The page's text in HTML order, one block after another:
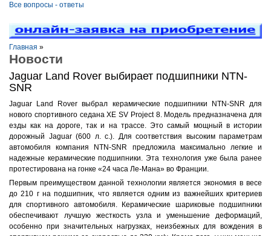
Все вопросы - ответы
Главная »
Новости
Jaguar Land Rover выбирает подшипники NTN-
SNR
Jaguar Land Rover выбрал керамические подшипники NTN-SNR для
нового спортивного седана XE SV Project 8. Модель предназначена для
езды как на дороге, так и на трассе. Это самый мощный в истории
дорожный Jaguar (600 л. с.). Для соответствия высоким параметрам
автомобиля компания NTN-SNR предложила максимально легкие и
надежные керамические подшипники. Эта технология уже была ранее
протестирована на гонке «24 часа Ле-Мана» во Франции.
Первым преимуществом данной технологии является экономия в весе
до 210 г на подшипник, что является одним из важнейших критериев
для спортивного автомобиля. Керамические шариковые подшипники
обеспечивают лучшую жесткость узла и уменьшение деформаций,
особенно при значительных нагрузках, неизбежных для вождения в